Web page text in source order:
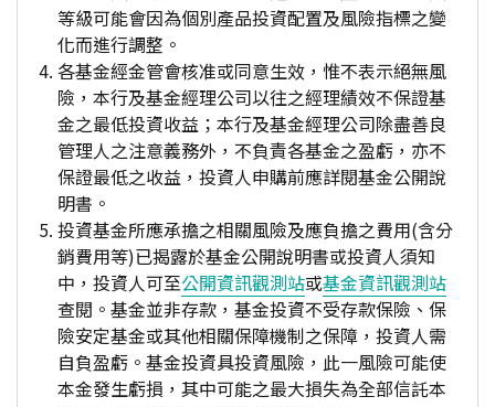
等級可能會因為個別產品投資配置及風險指標之變
化而進行調整。
各基金經金管會核准或同意生效，惟不表示絕無風
險，本行及基金經理公司以往之經理績效不保證基
金之最低投資收益；本行及基金經理公司除盡善良
管理人之注意義務外，不負責各基金之盈虧，亦不
保證最低之收益，投資人申購前應詳閱基金公開說
明書。
投資基金所應承擔之相關風險及應負擔之費用(含分
銷費用等)已揭露於基金公開說明書或投資人須知
中，投資人可至公開資訊觀測站或基金資訊觀測站
查閱。基金並非存款，基金投資不受存款保險、保
險安定基金或其他相關保障機制之保障，投資人需
自負盈虧。基金投資具投資風險，此一風險可能使
本金發生虧損，其中可能之最大損失為全部信託本